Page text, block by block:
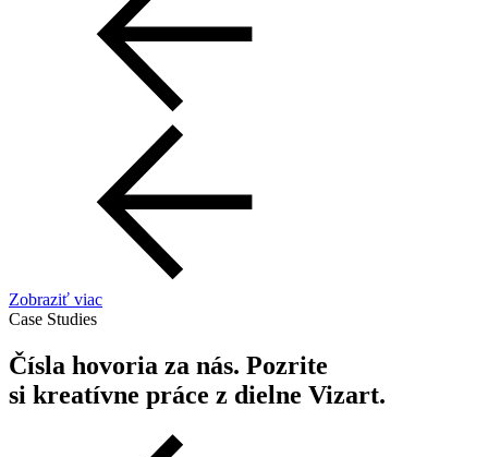
Zobraziť viac
Case Studies
Čísla hovoria za nás. Pozrite
si kreatívne práce z dielne Vizart.